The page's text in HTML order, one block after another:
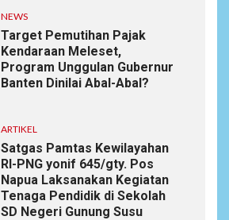
NEWS
Target Pemutihan Pajak
Kendaraan Meleset,
Program Unggulan Gubernur
Banten Dinilai Abal-Abal?
ARTIKEL
Satgas Pamtas Kewilayahan
RI-PNG yonif 645/gty. Pos
Napua Laksanakan Kegiatan
Tenaga Pendidik di Sekolah
SD Negeri Gunung Susu